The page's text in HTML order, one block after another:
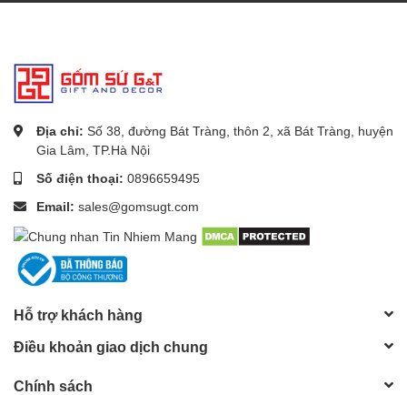
Địa chỉ: Số 38, đường Bát Tràng, thôn 2, xã Bát Tràng, huyện
Gia Lâm, TP.Hà Nội
Số điện thoại: 0896659495
Email: sales@gomsugt.com
Hỗ trợ khách hàng
Điều khoản giao dịch chung
Chính sách